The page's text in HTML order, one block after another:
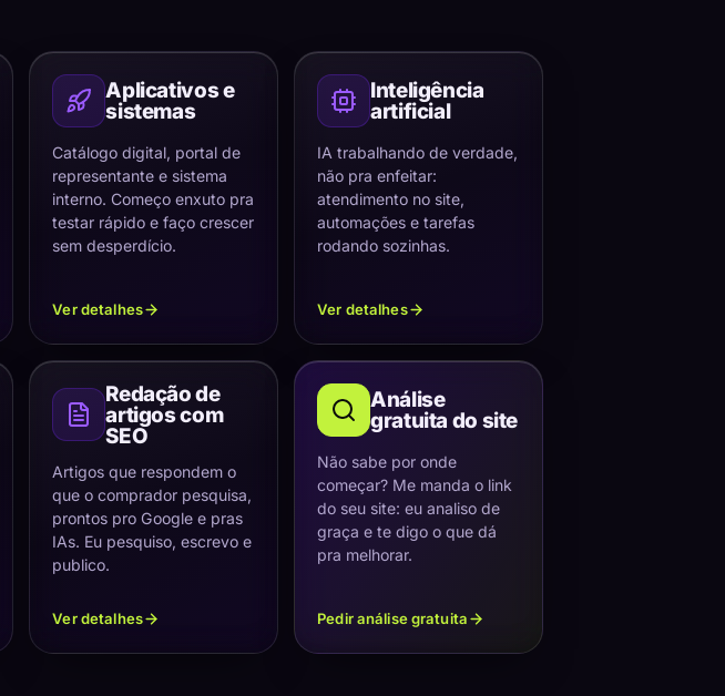
Aplicativos e
sistemas
Catálogo digital, portal de
representante e sistema
interno. Começo enxuto pra
testar rápido e faço crescer
sem desperdício.
Ver detalhes
Inteligência
artificial
IA trabalhando de verdade,
não pra enfeitar:
atendimento no site,
automações e tarefas
rodando sozinhas.
Ver detalhes
Redação de
artigos com
SEO
Artigos que respondem o
que o comprador pesquisa,
prontos pro Google e pras
IAs. Eu pesquiso, escrevo e
publico.
Ver detalhes
Análise
gratuita do site
Não sabe por onde
começar? Me manda o link
do seu site: eu analiso de
graça e te digo o que dá
pra melhorar.
Pedir análise gratuita